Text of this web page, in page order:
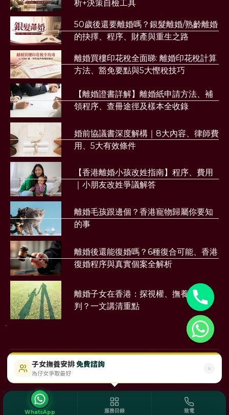
$488起即時免費評估
子女撫養安排免費諮詢
為仔女爭取最好
WhatsApp 服務目錄 致電
析+決策自檢工具
50歲後還要離婚嗎？銀髮離婚/熟齡離婚
的抉擇、程序、財產與重生之路
離婚買樓印花稅全面睇: 離婚印花稅計算
方法、豁免要點與5大慳稅技巧
【離婚證書詳解】離婚紙申請方法、補
領程序、查冊途徑及樣本全收錄
婚前協議書深度解構｜8大內容、律師費
用、5大有效條件
【香港離婚小孩改姓指南】程序、費用
｜小朋友改姓爭議解答
離婚毛孩跟邊個？香港寵物歸屬你要知
的事
離婚後還能復婚嗎？6種復合可能、香港
復婚程序與真實個案全解析
離婚子女在香港：探視權、撫養權點樣
判？一文講清重點
©2023 Sunmood Limited
Disclaimer